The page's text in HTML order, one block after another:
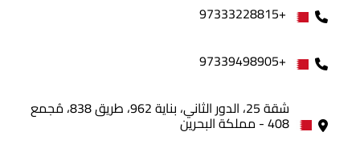
+97333228815
+97339498905
شقة 25، الدور الثاني، بناية 962، طريق 838، مُجمع
408 - مملكة البحرين